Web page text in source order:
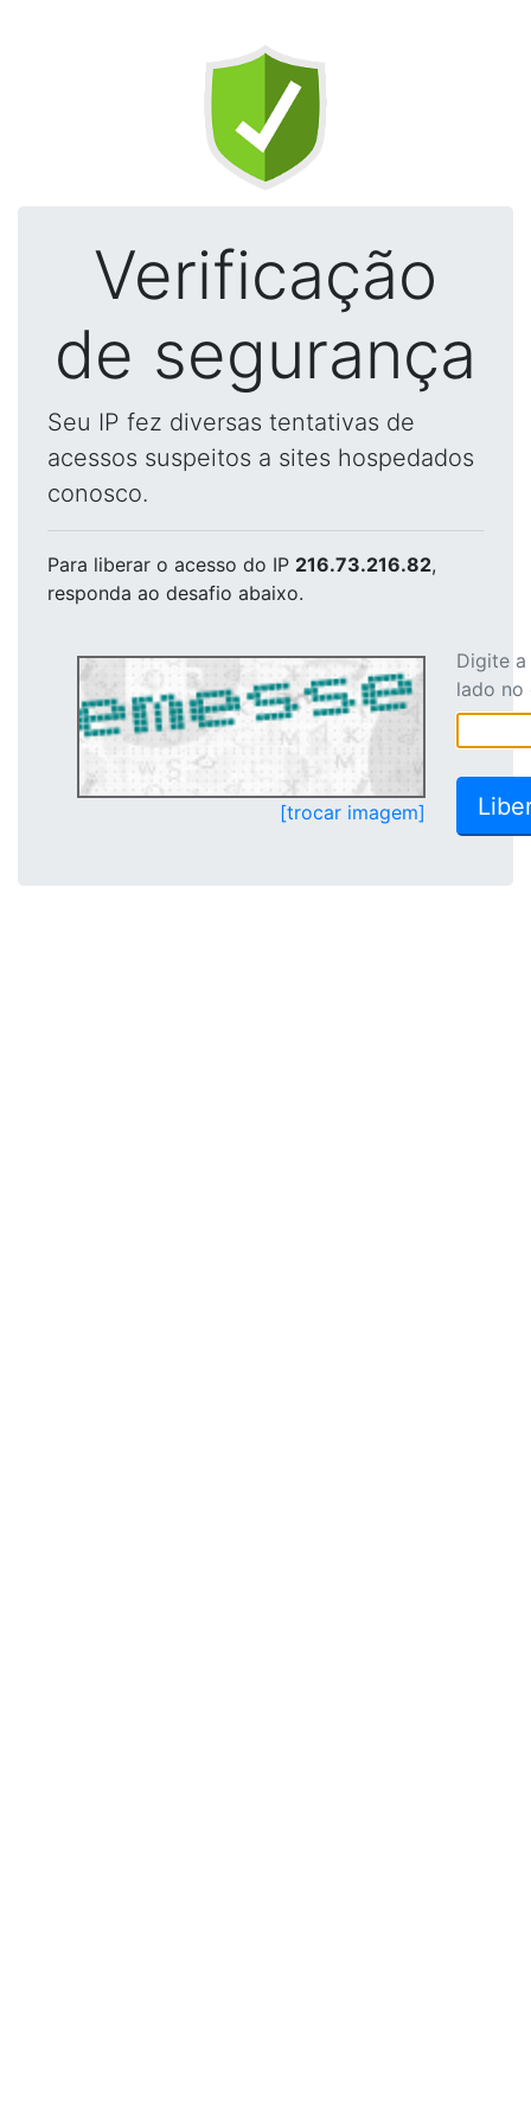
Verificação
de segurança
Seu IP fez diversas tentativas de
acessos suspeitos a sites hospedados
conosco.
Para liberar o acesso do IP 216.73.216.82,
responda ao desafio abaixo.
[trocar imagem]
Digite
lado no